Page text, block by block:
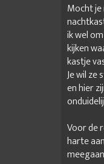
Mocht je
ik wel
kijken
kastje
Je wil ze
en hier
Voor de
harte